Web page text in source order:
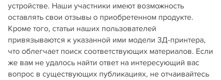
устройстве. Наши участники имеют возможность
оставлять свои отзывы о приобретенном продукте.
Кроме того, статьи наших пользователей
привязываются к указанной ими модели 3Д-принтера,
что облегчает поиск соответствующих материалов. Если
же вам не удалось найти ответ на интересующий вас
вопрос в существующих публикациях, не отчаивайтесь